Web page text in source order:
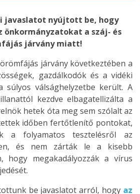
javaslatot nyújtott be, hogy
önkormányzatokat a száj- és
járvány miatt!
járvány következtében a
gazdálkodók és a vidéki
súlyos válsághelyzetbe került. A
kezdve elbagatellizálta a
hetek óta meg sem szólalt az
időben fertőtlenítő pontokat,
a folyamatos tesztelésről az
és nem zárták le a kisebb
hogy megakadályozzák a vírus
be javaslatot arról, hogy az